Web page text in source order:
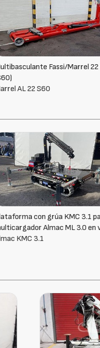
tn
Marrel AL30 (55)
venta
Multicargador
6.0 ELC S2 +
Almac ML 6.0